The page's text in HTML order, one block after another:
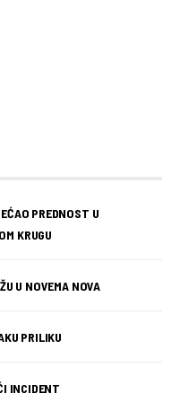
PREDNOST U
KRUGU
U NOVEMA NOVA
PRILIKU
INCIDENT